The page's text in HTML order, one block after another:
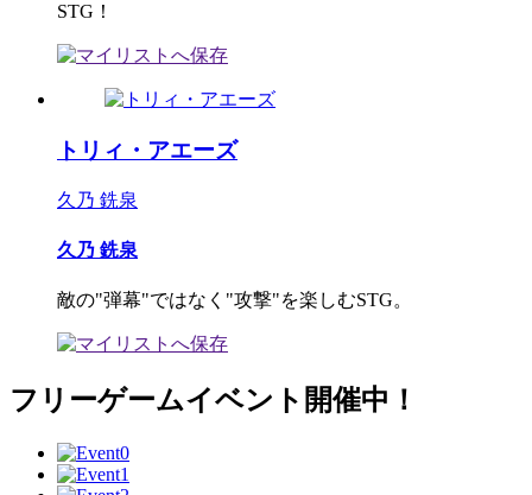
STG！
トリィ・アエーズ
久乃 銑泉
久乃 銑泉
敵の"弾幕"ではなく"攻撃"を楽しむSTG。
フリーゲームイベント開催中！